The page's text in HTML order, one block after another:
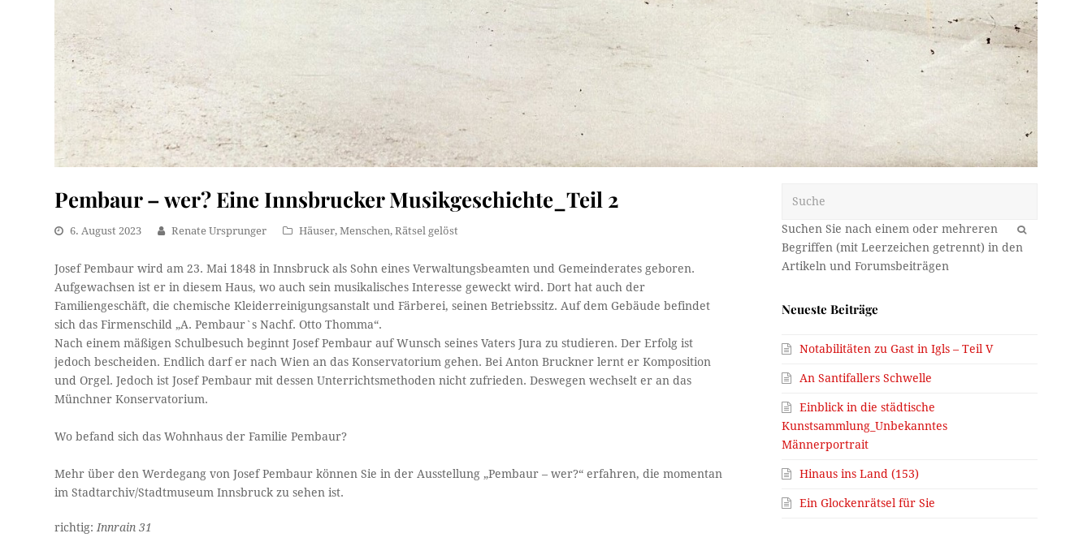
Pembaur – wer? Eine Innsbrucker Musikgeschichte_Teil 2
6. August 2023 Renate Ursprunger Häuser,Menschen,Rätsel gelöst
Josef Pembaur wird am 23. Mai 1848 in Innsbruck als Sohn eines Verwaltungsbeamten und Gemeinderates geboren.
Aufgewachsen ist er in diesem Haus, wo auch sein musikalisches Interesse geweckt wird. Dort hat auch der
Familiengeschäft, die chemische Kleiderreinigungsanstalt und Färberei, seinen Betriebssitz. Auf dem Gebäude befindet
sich das Firmenschild „A. Pembaur`s Nachf. Otto Thomma“.
Nach einem mäßigen Schulbesuch beginnt Josef Pembaur auf Wunsch seines Vaters Jura zu studieren. Der Erfolg ist
jedoch bescheiden. Endlich darf er nach Wien an das Konservatorium gehen. Bei Anton Bruckner lernt er Komposition
und Orgel. Jedoch ist Josef Pembaur mit dessen Unterrichtsmethoden nicht zufrieden. Deswegen wechselt er an das
Münchner Konservatorium.
Wo befand sich das Wohnhaus der Familie Pembaur?
Mehr über den Werdegang von Josef Pembaur können Sie in der Ausstellung „Pembaur – wer?“ erfahren, die momentan
im Stadtarchiv/Stadtmuseum Innsbruck zu sehen ist.
richtig:Innrain 31
OK
Neueste Beiträge
Notabilitäten zu Gast in Igls – Teil V
An Santifallers Schwelle
Einblick in die städtische
Kunstsammlung_Unbekanntes
Männerportrait
Hinaus ins Land (153)
Ein Glockenrätsel für Sie